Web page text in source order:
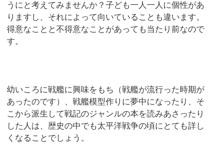
うにと考えてみませんか？子ども一人一人に個性があ
りますし、それによって向いていることも違います。
得意なことと不得意なことがあっても当たり前なので
す。
幼いころに戦艦に興味をもち（戦艦が流行った時期が
あったのです）、戦艦模型作りに夢中になったり、そ
こから派生して戦記のジャンルの本を読みあさったり
した人は、歴史の中でも太平洋戦争の頃にとても詳し
くなることでしょう。